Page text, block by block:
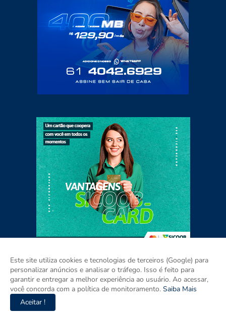
Copyright ©
Home Sobre Contato Mídia Kit
Este site utiliza cookies e tecnologias de terceiros (Google) para
personalizar anúncios e analisar o tráfego. Isso é feito para
garantir e entregar a melhor experiência ao usuário. Ao acessar,
você concorda com a política de monitoramento. Saiba Mais
Aceitar !